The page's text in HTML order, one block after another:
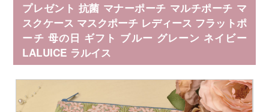
プレゼント 抗菌 マナーポーチ マルチポーチ マ
スクケース マスクポーチ レディース フラットポ
ーチ 母の日 ギフト ブルー グレーン ネイビー
LALUICE ラルイス